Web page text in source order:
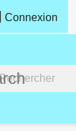
Connexion